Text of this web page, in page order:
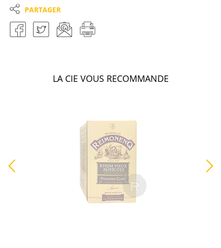
PARTAGER
LA CIE VOUS RECOMMANDE